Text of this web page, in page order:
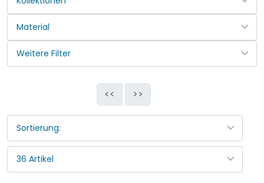
<< >>